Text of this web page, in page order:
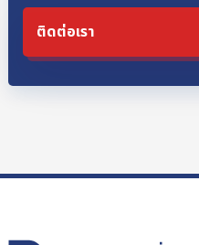
ติดต่อเรา